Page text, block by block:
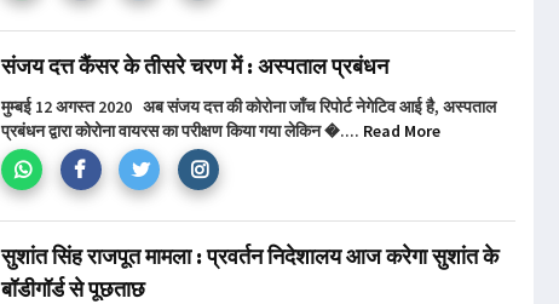
संजय दत्त कैंसर के तीसरे चरण में : अस्पताल प्रबंधन
मुम्बई 12 अगस्त 2020 अब संजय दत्त की कोरोना जाँच रिपोर्ट नेगेटिव आई है, अस्पताल
प्रबंधन द्वारा कोरोना वायरस का परीक्षण किया गया लेकिन �.... Read More
सुशांत सिंह राजपूत मामला : प्रवर्तन निदेशालय आज करेगा सुशांत के
बॉडीगॉर्ड से पूछताछ